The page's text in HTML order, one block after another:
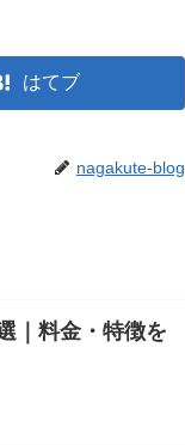
はてブ
nagakute-blog
｜料金・特徴を